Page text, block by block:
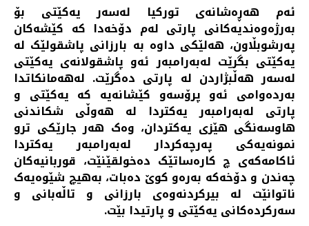
ئەم هەڕەشانەی تورکیا لەسەر یەکێتی بۆ
بەرژەوەندیەکانی پارتی لەم دۆخەدا کە کێشەکان
پەرشوبڵاون، هەلێکی داوە بە بارزانی پاشقولێک لە
یەکێتی بگرێت لەبەرامبەر ئەو پاشقولانەی یەکێتی
لەسەر هەڵبژاردن لە پارتی دەگرێت. لەهەمانکاتدا
بەردەوامی ئەو پرۆسەو کێشانەیە کە یەکێتی و
پارتی لەبەرامبەر یەکتردا لە هەوڵی شکاندنی
هاوسەنگی هێزی یەکتردان، وەک هەر جارێکی ترو
نمونەیەکی پەرچەکردار لەبەرامبەر یەکتردا
ئاکامەکەی چ کارەساتێک دەخولقێنێت، قوربانیەکان
چەندن و دۆخەکە بەرەو کوێ دەبات، بەهیچ شێوەیەک
ناتوانێت لە بیرکردنەوەی بارزانی و تاڵەبانی و
سەرکردەکانی یەکێتی و پارتیدا بێت.